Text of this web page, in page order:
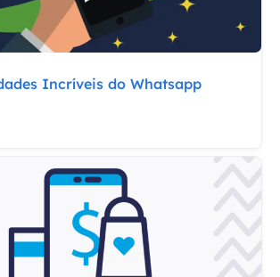
Incríveis do Whatsapp